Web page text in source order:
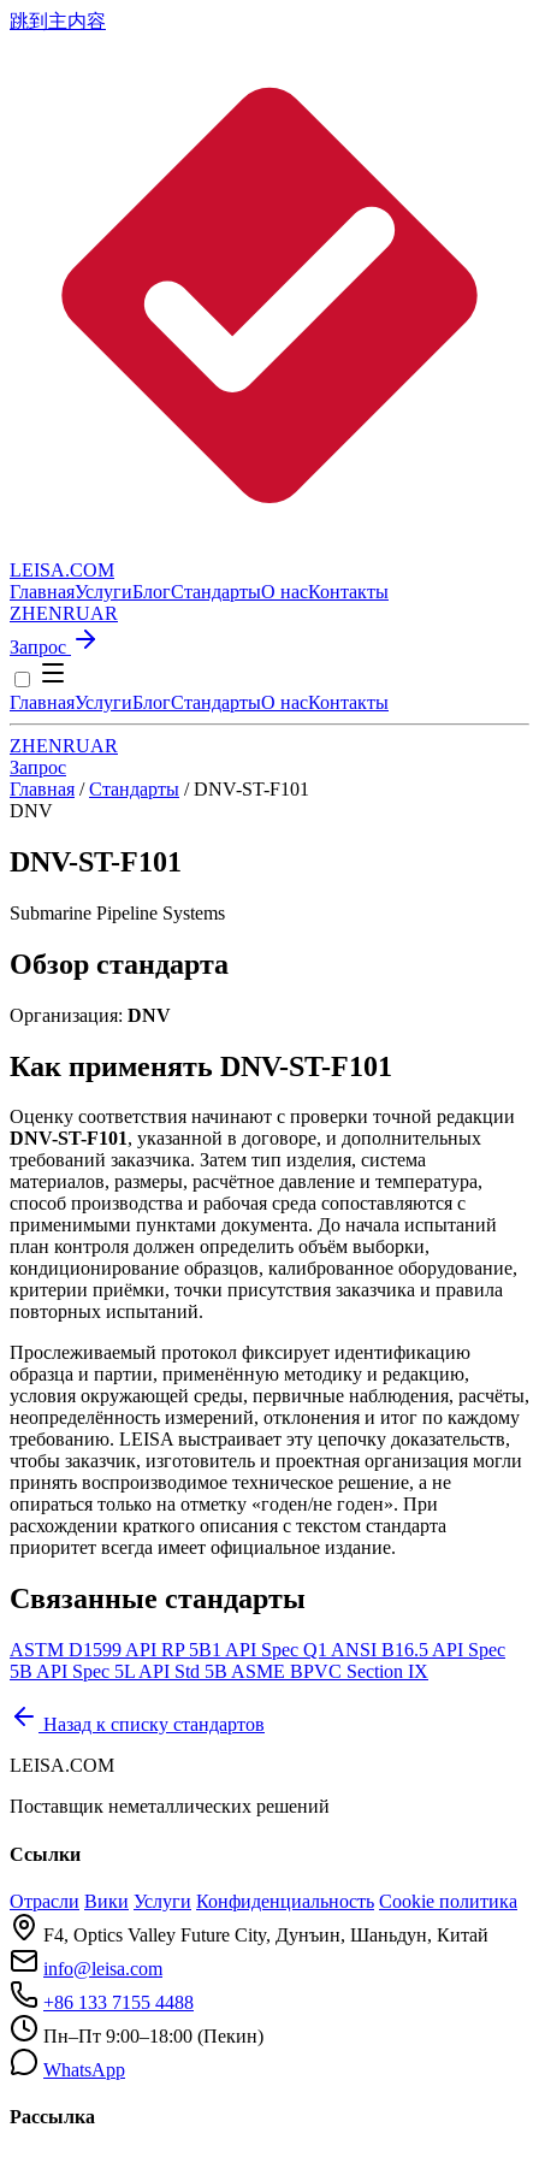
跳到主内容
LEISA.COM
ГлавнаяУслугиБлогСтандартыО насКонтакты
ZHENRUAR
Запрос
ГлавнаяУслугиБлогСтандартыО насКонтакты
ZHENRUAR
Запрос
Главная / Стандарты / DNV-ST-F101
DNV
DNV-ST-F101
Submarine Pipeline Systems
Обзор стандарта
Организация: DNV
Как применять DNV-ST-F101
Оценку соответствия начинают с проверки точной редакции
DNV-ST-F101, указанной в договоре, и дополнительных
требований заказчика. Затем тип изделия, система
материалов, размеры, расчётное давление и температура,
способ производства и рабочая среда сопоставляются с
применимыми пунктами документа. До начала испытаний
план контроля должен определить объём выборки,
кондиционирование образцов, калиброванное оборудование,
критерии приёмки, точки присутствия заказчика и правила
повторных испытаний.
Прослеживаемый протокол фиксирует идентификацию
образца и партии, применённую методику и редакцию,
условия окружающей среды, первичные наблюдения, расчёты,
неопределённость измерений, отклонения и итог по каждому
требованию. LEISA выстраивает эту цепочку доказательств,
чтобы заказчик, изготовитель и проектная организация могли
принять воспроизводимое техническое решение, а не
опираться только на отметку «годен/не годен». При
расхождении краткого описания с текстом стандарта
приоритет всегда имеет официальное издание.
Связанные стандарты
ASTM D1599 API RP 5B1 API Spec Q1 ANSI B16.5 API Spec
5B API Spec 5L API Std 5B ASME BPVC Section IX
Назад к списку стандартов
LEISA.COM
Поставщик неметаллических решений
Ссылки
Отрасли Вики Услуги Конфиденциальность Cookie политика
F4, Optics Valley Future City, Дунъин, Шаньдун, Китай
info@leisa.com
+86 133 7155 4488
Пн–Пт 9:00–18:00 (Пекин)
WhatsApp
Рассылка